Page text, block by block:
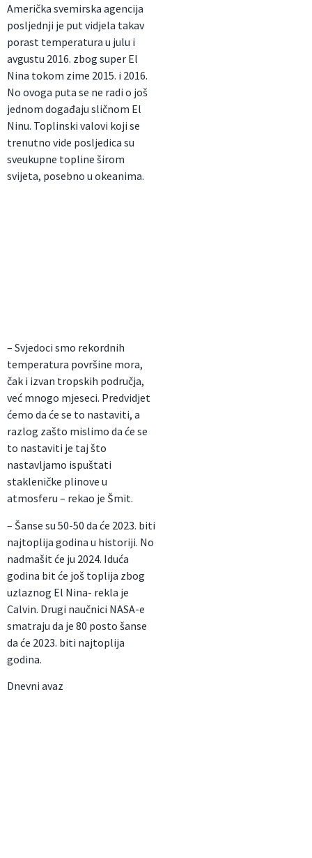
Američka svemirska agencija
posljednji je put vidjela takav
porast temperatura u julu i
avgustu 2016. zbog super El
Nina tokom zime 2015. i 2016.
No ovoga puta se ne radi o još
jednom događaju sličnom El
Ninu. Toplinski valovi koji se
trenutno vide posljedica su
sveukupne topline širom
svijeta, posebno u okeanima.
– Svjedoci smo rekordnih
temperatura površine mora,
čak i izvan tropskih područja,
već mnogo mjeseci. Predvidjet
ćemo da će se to nastaviti, a
razlog zašto mislimo da će se
to nastaviti je taj što
nastavljamo ispuštati
stakleničke plinove u
atmosferu – rekao je Šmit.
– Šanse su 50-50 da će 2023. biti
najtoplija godina u historiji. No
nadmašit će ju 2024. Iduća
godina bit će još toplija zbog
uzlaznog El Nina- rekla je
Calvin. Drugi naučnici NASA-e
smatraju da je 80 posto šanse
da će 2023. biti najtoplija
godina.
Dnevni avaz